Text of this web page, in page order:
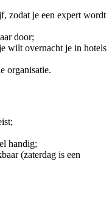
zodat je een expert wordt
door;
wilt overnacht je in hotels
organisatie.
handig;
(zaterdag is een